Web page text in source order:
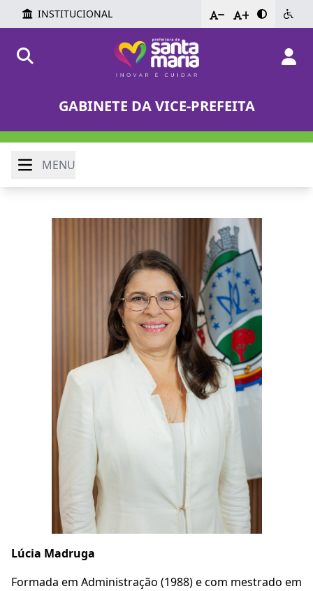
INSTITUCIONAL - +
GABINETE DA VICE-PREFEITA
MENU
Lúcia Madruga
Formada em Administração (1988) e com mestrado em